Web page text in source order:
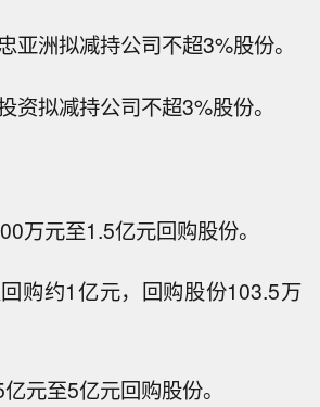
亚洲拟减持公司不超3%股份。
资拟减持公司不超3%股份。
万元至1.5亿元回购股份。
购约1亿元，回购股份103.5万
元至5亿元回购股份。